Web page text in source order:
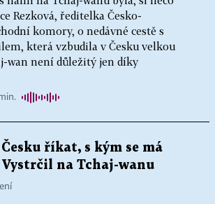
Rezková, ředitelka Česko-
komory, o nedávné cestě s
která vzbudila v Česku velkou
wan není důležitý jen díky
říkat, s kým se má
na Tchaj-wanu